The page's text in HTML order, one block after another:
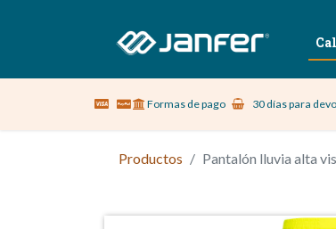
Sobre nosotros Vestuario Laboral
Formas de pago 30 días para
Productos Pantalón lluvia alta